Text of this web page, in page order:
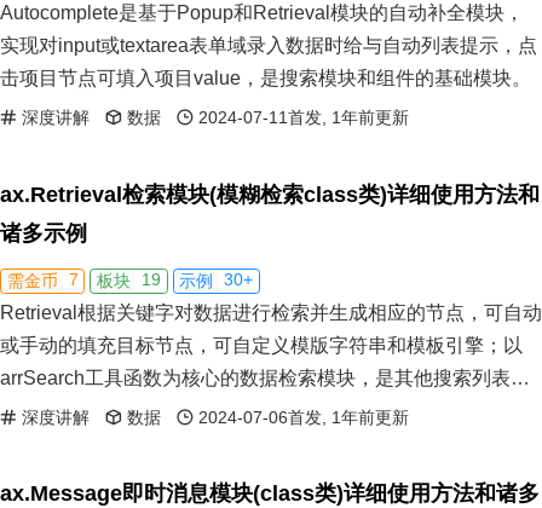
Autocomplete是基于Popup和Retrieval模块的自动补全模块，
实现对input或textarea表单域录入数据时给与自动列表提示，点
击项目节点可填入项目value，是搜索模块和组件的基础模块。
深度讲解 数据 2024-07-11首发, 1年前更新
ax.Retrieval检索模块(模糊检索class类)详细使用方法和
诸多示例
需金币 7 板块 19 示例 30+
Retrieval根据关键字对数据进行检索并生成相应的节点，可自动
或手动的填充目标节点，可自定义模版字符串和模板引擎；以
arrSearch工具函数为核心的数据检索模块，是其他搜索列表的
基础模块
深度讲解 数据 2024-07-06首发, 1年前更新
ax.Message即时消息模块(class类)详细使用方法和诸多